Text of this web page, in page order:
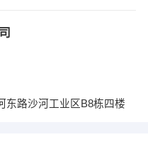
东路沙河工业区B8栋四楼